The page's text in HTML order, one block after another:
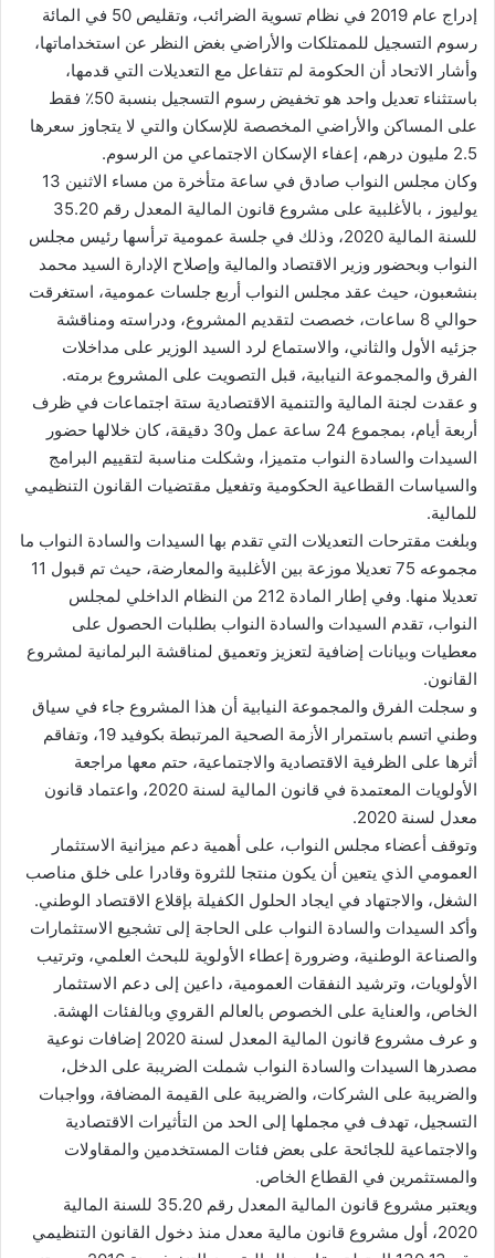
إدراج عام 2019 في نظام تسوية الضرائب، وتقليص 50 في المائة
رسوم التسجيل للممتلكات والأراضي بغض النظر عن استخداماتها،
وأشار الاتحاد أن الحكومة لم تتفاعل مع التعديلات التي قدمها،
باستثناء تعديل واحد هو تخفيض رسوم التسجيل بنسبة 50٪ فقط
على المساكن والأراضي المخصصة للإسكان والتي لا يتجاوز سعرها
2.5 مليون درهم، إعفاء الإسكان الاجتماعي من الرسوم.
وكان مجلس النواب صادق في ساعة متأخرة من مساء الاثنين 13
يوليوز ، بالأغلبية على مشروع قانون المالية المعدل رقم 35.20
للسنة المالية 2020، وذلك في جلسة عمومية ترأسها رئيس مجلس
النواب وبحضور وزير الاقتصاد والمالية وإصلاح الإدارة السيد محمد
بنشعبون، حيث عقد مجلس النواب أربع جلسات عمومية، استغرقت
حوالي 8 ساعات، خصصت لتقديم المشروع، ودراسته ومناقشة
جزئيه الأول والثاني، والاستماع لرد السيد الوزير على مداخلات
الفرق والمجموعة النيابية، قبل التصويت على المشروع برمته.
و عقدت لجنة المالية والتنمية الاقتصادية ستة اجتماعات في ظرف
أربعة أيام، بمجموع 24 ساعة عمل و30 دقيقة، كان خلالها حضور
السيدات والسادة النواب متميزا، وشكلت مناسبة لتقييم البرامج
والسياسات القطاعية الحكومية وتفعيل مقتضيات القانون التنظيمي
للمالية.
وبلغت مقترحات التعديلات التي تقدم بها السيدات والسادة النواب ما
مجموعه 75 تعديلا موزعة بين الأغلبية والمعارضة، حيث تم قبول 11
تعديلا منها. وفي إطار المادة 212 من النظام الداخلي لمجلس
النواب، تقدم السيدات والسادة النواب بطلبات الحصول على
معطيات وبيانات إضافية لتعزيز وتعميق لمناقشة البرلمانية لمشروع
القانون.
و سجلت الفرق والمجموعة النيابية أن هذا المشروع جاء في سياق
وطني اتسم باستمرار الأزمة الصحية المرتبطة بكوفيد 19، وتفاقم
أثرها على الظرفية الاقتصادية والاجتماعية، حتم معها مراجعة
الأولويات المعتمدة في قانون المالية لسنة 2020، واعتماد قانون
معدل لسنة 2020.
وتوقف أعضاء مجلس النواب، على أهمية دعم ميزانية الاستثمار
العمومي الذي يتعين أن يكون منتجا للثروة وقادرا على خلق مناصب
الشغل، والاجتهاد في ايجاد الحلول الكفيلة بإقلاع الاقتصاد الوطني.
وأكد السيدات والسادة النواب على الحاجة إلى تشجيع الاستثمارات
والصناعة الوطنية، وضرورة إعطاء الأولوية للبحث العلمي، وترتيب
الأولويات، وترشيد النفقات العمومية، داعين إلى دعم الاستثمار
الخاص، والعناية على الخصوص بالعالم القروي وبالفئات الهشة.
و عرف مشروع قانون المالية المعدل لسنة 2020 إضافات نوعية
مصدرها السيدات والسادة النواب شملت الضريبة على الدخل،
والضريبة على الشركات، والضريبة على القيمة المضافة، وواجبات
التسجيل، تهدف في مجملها إلى الحد من التأثيرات الاقتصادية
والاجتماعية للجائحة على بعض فئات المستخدمين والمقاولات
والمستثمرين في القطاع الخاص.
ويعتبر مشروع قانون المالية المعدل رقم 35.20 للسنة المالية
2020، أول مشروع قانون مالية معدل منذ دخول القانون التنظيمي